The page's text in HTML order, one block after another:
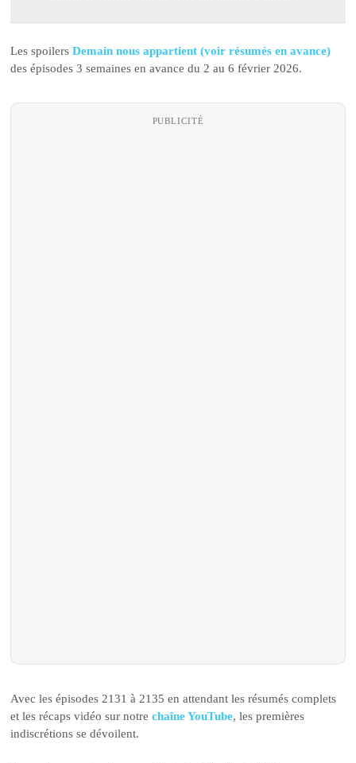
Les spoilers Demain nous appartient (voir résumés en avance)
des épisodes 3 semaines en avance du 2 au 6 février 2026.
PUBLICITÉ
Avec les épisodes 2131 à 2135 en attendant les résumés complets
et les récaps vidéo sur notrechaîne YouTube, les premières
indiscrétions se dévoilent.